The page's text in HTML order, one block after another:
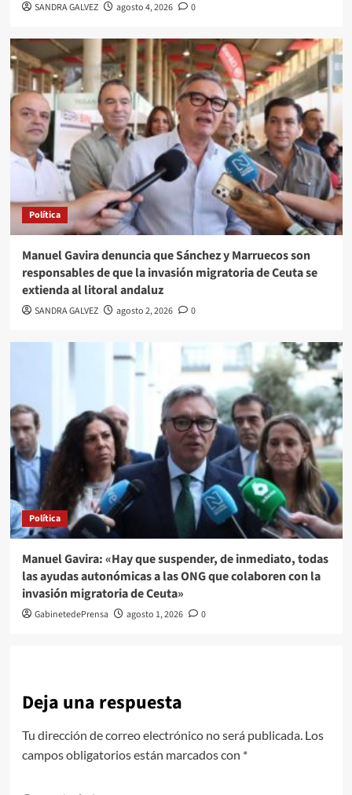
SANDRA GALVEZ agosto 4, 2026 0
Política
Manuel Gavira denuncia que Sánchez y Marruecos son
responsables de que la invasión migratoria de Ceuta se
extienda al litoral andaluz
SANDRA GALVEZ agosto 2, 2026 0
Política
Manuel Gavira: «Hay que suspender, de inmediato, todas
las ayudas autonómicas a las ONG que colaboren con la
invasión migratoria de Ceuta»
GabinetedePrensa agosto 1, 2026 0
Deja una respuesta
Tu dirección de correo electrónico no será publicada. Los
campos obligatorios están marcados con *